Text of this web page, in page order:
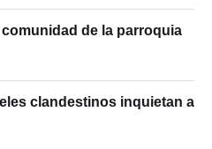
de la parroquia
clandestinos inquietan a